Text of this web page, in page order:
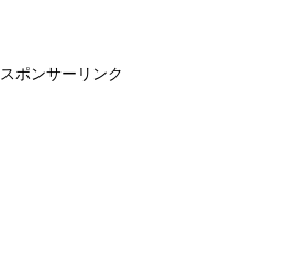
スポンサーリンク